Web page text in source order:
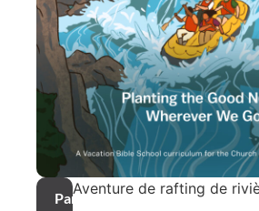
Partager
Aventure de rafting de